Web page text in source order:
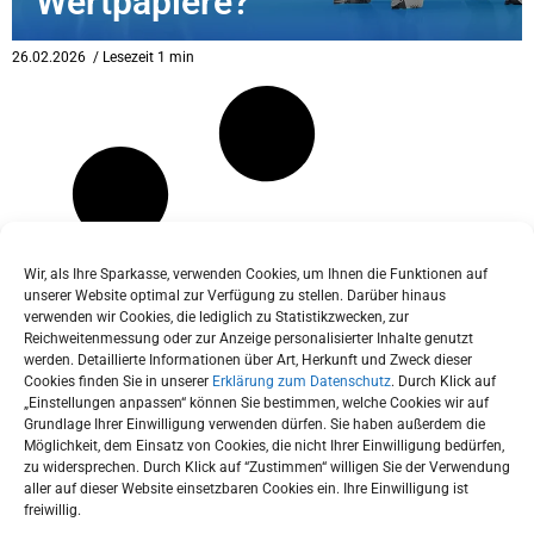
Wir, als Ihre Sparkasse, verwenden Cookies, um Ihnen die Funktionen auf
unserer Website optimal zur Verfügung zu stellen. Darüber hinaus
verwenden wir Cookies, die lediglich zu Statistikzwecken, zur
Reichweitenmessung oder zur Anzeige personalisierter Inhalte genutzt
werden. Detaillierte Informationen über Art, Herkunft und Zweck dieser
Cookies finden Sie in unserer Erklärung zum Datenschutz. Durch Klick auf
„Einstellungen anpassen“ können Sie bestimmen, welche Cookies wir auf
Grundlage Ihrer Einwilligung verwenden dürfen. Sie haben außerdem die
Möglichkeit, dem Einsatz von Cookies, die nicht Ihrer Einwilligung bedürfen,
zu widersprechen. Durch Klick auf “Zustimmen“ willigen Sie der Verwendung
aller auf dieser Website einsetzbaren Cookies ein. Ihre Einwilligung ist
freiwillig.
26.02.2026 / Lesezeit 1 min